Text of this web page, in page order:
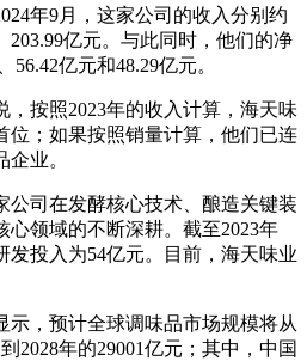
年9月，这家公司的收入分别约
203.99亿元。与此同时，他们的净
亿元和48.29亿元。
，按照2023年的收入计算，海天味
位；如果按照销量计算，他们已连
业。
公司在发酵核心技术、酿造关键装
心领域的不断深耕。截至2023年
发投入为54亿元。目前，海天味业
示，预计全球调味品市场规模将从
2028年的29001亿元；其中，中国